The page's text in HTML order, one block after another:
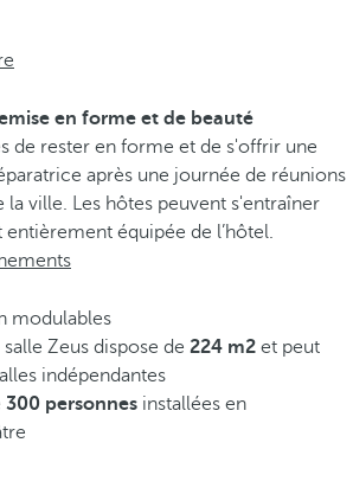
en forme et de beauté
de rester en forme et de s'offrir une
après une journée de réunions
ville. Les hôtes peuvent s'entraîner
entièrement équipée de l’hôtel.
modulables
Zeus dispose de 224 m2 et peut
indépendantes
300 personnes installées en